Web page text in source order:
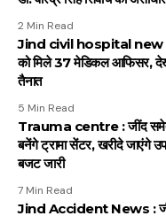
2 Min Read
Jind civil hospital new
को मिले 37 मेडिकल आफिसर,
तैनात
5 Min Read
Trauma centre : जींद
बनेंगे ट्रामा सेंटर, खरीदे जाएंगे
बजट जारी
7 Min Read
Jind Accident News :